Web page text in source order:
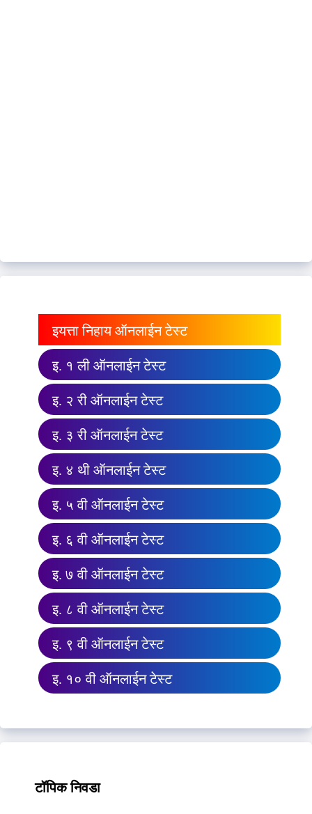
इयत्ता निहाय ऑनलाईन टेस्ट
इ. १ ली ऑनलाईन टेस्ट
इ. २ री ऑनलाईन टेस्ट
इ. ३ री ऑनलाईन टेस्ट
इ. ४ थी ऑनलाईन टेस्ट
इ. ५ वी ऑनलाईन टेस्ट
इ. ६ वी ऑनलाईन टेस्ट
इ. ७ वी ऑनलाईन टेस्ट
इ. ८ वी ऑनलाईन टेस्ट
इ. ९ वी ऑनलाईन टेस्ट
इ. १० वी ऑनलाईन टेस्ट
टॉपिक निवडा